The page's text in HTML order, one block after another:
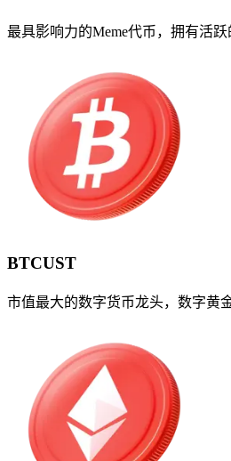
最具影响力的Meme代币，拥有活
BTCUST
市值最大的数字货币龙头，数字黄